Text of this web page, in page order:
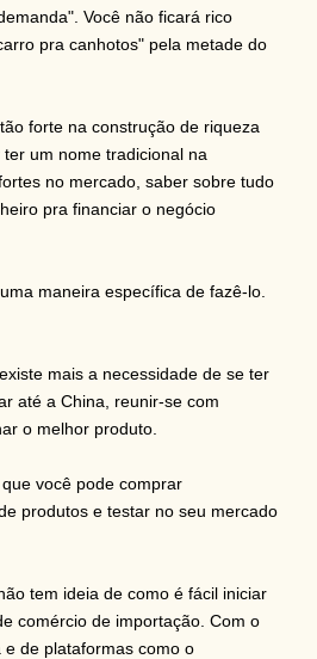
Você não ficará rico
pra canhotos" pela metade do
forte na construção de riqueza
um nome tradicional na
no mercado, saber sobre tudo
pra financiar o negócio
maneira específica de fazê-lo.
mais a necessidade de se ter
até a China, reunir-se com
o melhor produto.
você pode comprar
produtos e testar no seu mercado
tem ideia de como é fácil iniciar
comércio de importação. Com o
de plataformas como o